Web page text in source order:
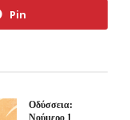
Pin
Οδύσσεια:
Νούμερο 1